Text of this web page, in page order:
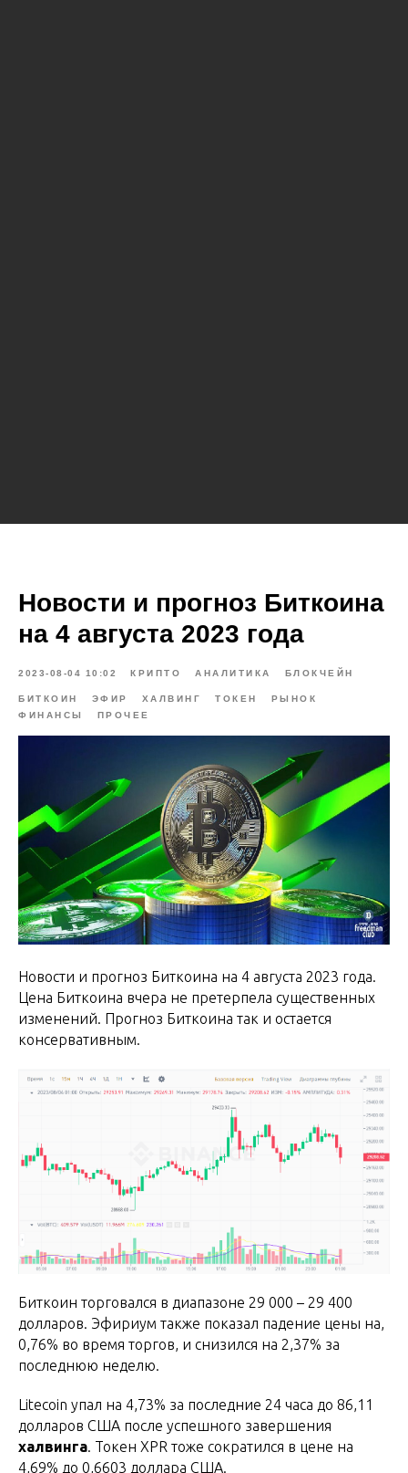
Новости и прогноз Биткоина
на 4 августа 2023 года
2023-08-04 10:02 КРИПТО АНАЛИТИКА БЛОКЧЕЙН
БИТКОИН ЭФИР ХАЛВИНГ ТОКЕН
РЫНОК
ФИНАНСЫ
ПРОЧЕЕ
Новости и прогноз Биткоина на 4 августа 2023 года.
Цена Биткоина вчера не претерпела существенных
изменений. Прогноз Биткоина так и остается
консервативным.
Биткоин торговался в диапазоне 29 000 – 29 400
долларов. Эфириум также показал падение цены на,
0,76% во время торгов, и снизился на 2,37% за
последнюю неделю.
Litecoin упал на 4,73% за последние 24 часа до 86,11
долларов США после успешного завершения
халвинга. Токен XPR тоже сократился в цене на
4,69% до 0,6603 доллара США.